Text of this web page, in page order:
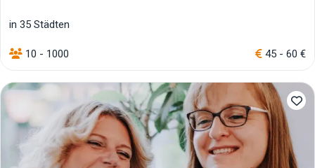
in 35 Städten
10 - 1000 45 - 60 €